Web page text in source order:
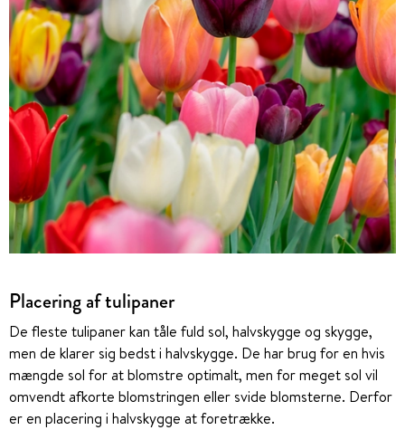
Placering af tulipaner
De fleste tulipaner kan tåle fuld sol, halvskygge og skygge,
men de klarer sig bedst i halvskygge. De har brug for en hvis
mængde sol for at blomstre optimalt, men for meget sol vil
omvendt afkorte blomstringen eller svide blomsterne. Derfor
er en placering i halvskygge at foretrække.